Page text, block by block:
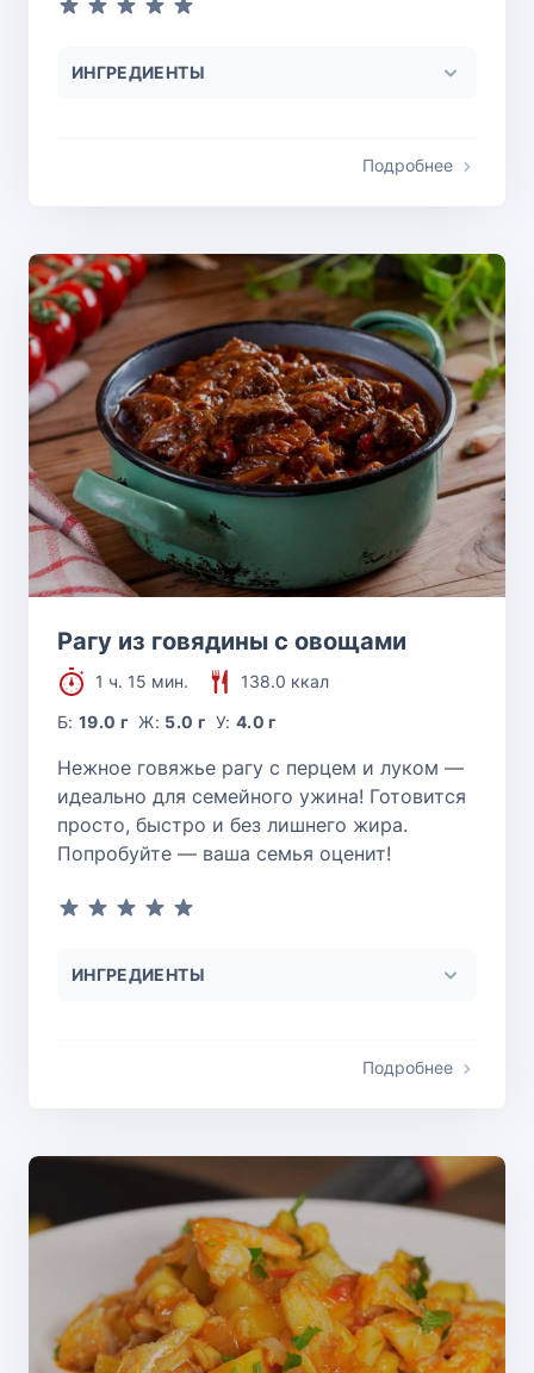
ИНГРЕДИЕНТЫ
Подробнее
Рагу из говядины с овощами
1 ч. 15 мин.
138.0 ккал
Б:19.0 г Ж: 5.0 г У:4.0 г
Нежное говяжье рагу с перцем и луком —
идеально для семейного ужина! Готовится
просто, быстро и без лишнего жира.
Попробуйте — ваша семья оценит!
ИНГРЕДИЕНТЫ
Подробнее